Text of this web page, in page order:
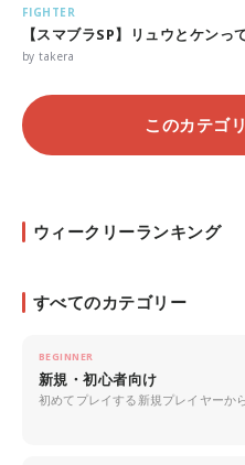
FIGHTER
【スマブラSP】リュウとケンっ
by takera
このカテゴ
ウィークリーランキング
すべてのカテゴリー
BEGINNER
新規・初心者向け
初めてプレイする新規プレイヤーか